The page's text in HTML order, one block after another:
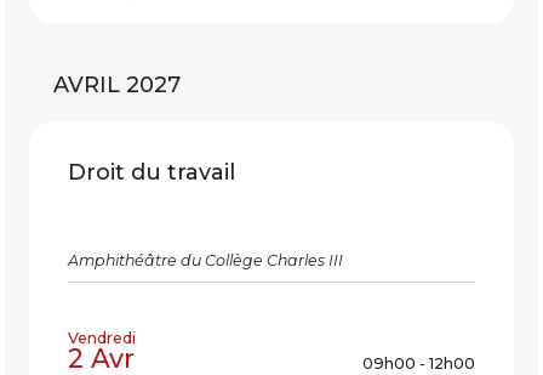
AVRIL 2027
Droit du travail
Amphithéâtre du Collège Charles III
Vendredi
2 Avr 09h00 - 12h00